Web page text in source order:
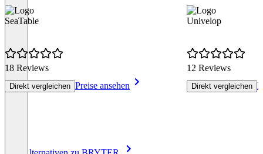
SeaTable
18 Reviews
Direkt vergleichen Preise ansehen
Univelop
12 Reviews
Direkt vergleichen